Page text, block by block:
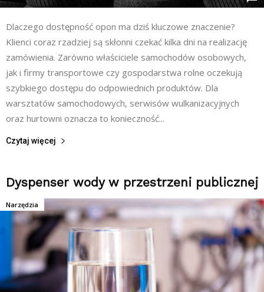
Dlaczego dostępność opon ma dziś kluczowe znaczenie?
Klienci coraz rzadziej są skłonni czekać kilka dni na realizację
zamówienia. Zarówno właściciele samochodów osobowych,
jak i firmy transportowe czy gospodarstwa rolne oczekują
szybkiego dostępu do odpowiednich produktów. Dla
warsztatów samochodowych, serwisów wulkanizacyjnych
oraz hurtowni oznacza to konieczność...
Czytaj więcej
Dyspenser wody w przestrzeni publicznej
Narzędzia